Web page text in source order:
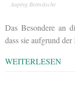
Auping Bettwäsche
Das Besondere an
dass sie aufgrund
WEITERLESEN